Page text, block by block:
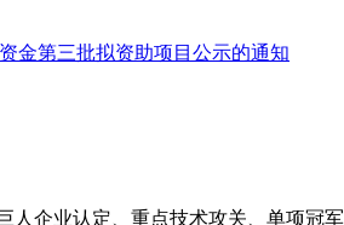
金第三批拟资助项目公示的通知